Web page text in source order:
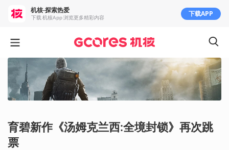
育碧新作《汤姆克兰西:全境封锁》再次跳
票
机核-探索热爱
下载 机核App 浏览更多精彩内容 下载APP